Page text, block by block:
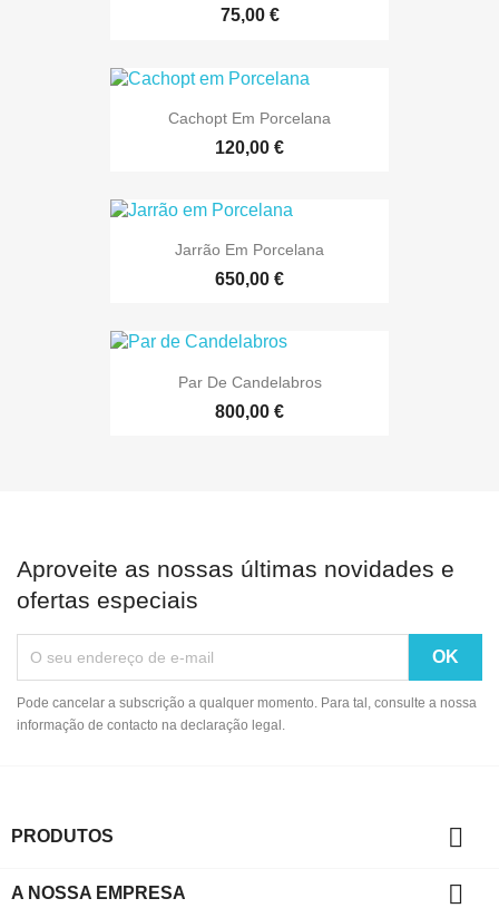
75,00 €
Cachopt Em Porcelana
120,00 €
Jarrão Em Porcelana
650,00 €
Par De Candelabros
800,00 €
Aproveite as nossas últimas novidades e
ofertas especiais
Pode cancelar a subscrição a qualquer momento. Para tal, consulte a nossa
informação de contacto na declaração legal.
PRODUTOS 
A NOSSA EMPRESA 